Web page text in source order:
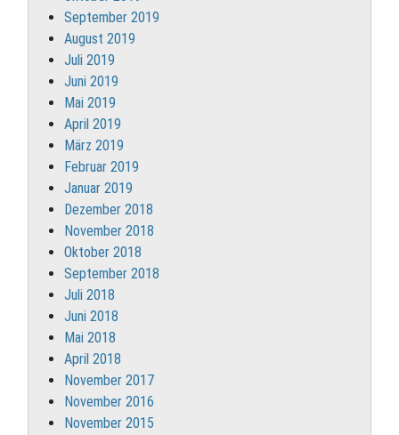
September 2019
August 2019
Juli 2019
Juni 2019
Mai 2019
April 2019
März 2019
Februar 2019
Januar 2019
Dezember 2018
November 2018
Oktober 2018
September 2018
Juli 2018
Juni 2018
Mai 2018
April 2018
November 2017
November 2016
November 2015